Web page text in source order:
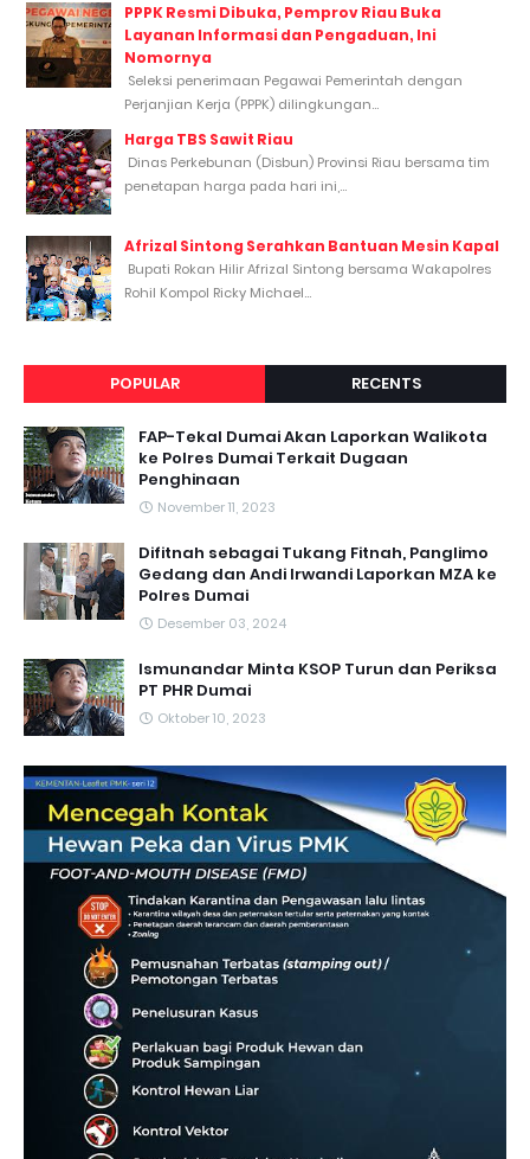
PPPK Resmi Dibuka, Pemprov Riau Buka
Layanan Informasi dan Pengaduan, Ini
Nomornya
Seleksi penerimaan Pegawai Pemerintah dengan
Perjanjian Kerja (PPPK) dilingkungan...
Harga TBS Sawit Riau
Dinas Perkebunan (Disbun) Provinsi Riau bersama tim
penetapan harga pada hari ini,...
Afrizal Sintong Serahkan Bantuan Mesin Kapal
Bupati Rokan Hilir Afrizal Sintong bersama Wakapolres
Rohil Kompol Ricky Michael...
POPULAR RECENTS
FAP-Tekal Dumai Akan Laporkan Walikota
ke Polres Dumai Terkait Dugaan
Penghinaan
November 11, 2023
Difitnah sebagai Tukang Fitnah, Panglimo
Gedang dan Andi Irwandi Laporkan MZA ke
Polres Dumai
Desember 03, 2024
Ismunandar Minta KSOP Turun dan Periksa
PT PHR Dumai
Oktober 10, 2023